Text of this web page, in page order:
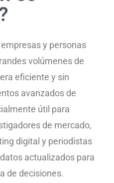
y personas
volúmenes de
eficiente y sin
avanzados de
útil para
de mercado,
digital y periodistas
actualizados para
de decisiones.